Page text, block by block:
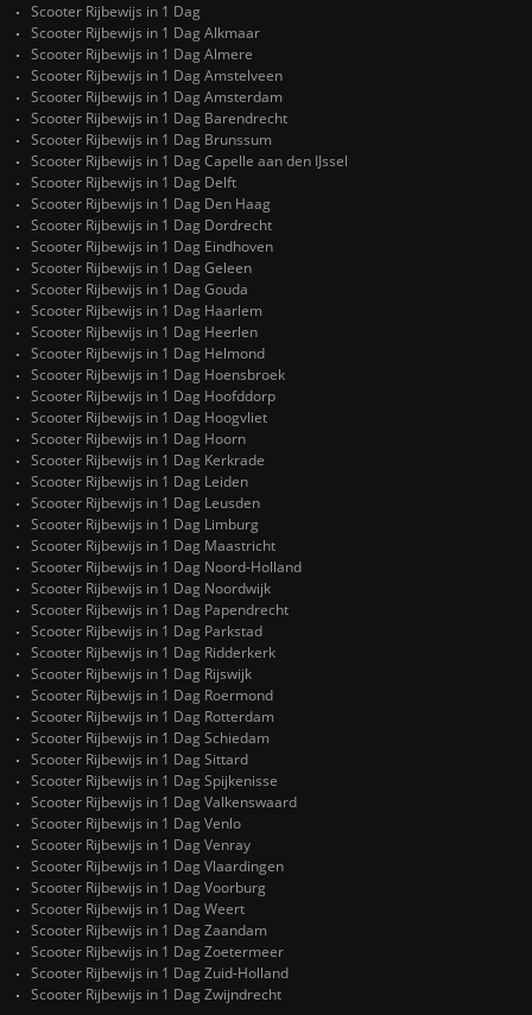
Scooter Rijbewijs in 1 Dag
Scooter Rijbewijs in 1 Dag Alkmaar
Scooter Rijbewijs in 1 Dag Almere
Scooter Rijbewijs in 1 Dag Amstelveen
Scooter Rijbewijs in 1 Dag Amsterdam
Scooter Rijbewijs in 1 Dag Barendrecht
Scooter Rijbewijs in 1 Dag Brunssum
Scooter Rijbewijs in 1 Dag Capelle aan den IJssel
Scooter Rijbewijs in 1 Dag Delft
Scooter Rijbewijs in 1 Dag Den Haag
Scooter Rijbewijs in 1 Dag Dordrecht
Scooter Rijbewijs in 1 Dag Eindhoven
Scooter Rijbewijs in 1 Dag Geleen
Scooter Rijbewijs in 1 Dag Gouda
Scooter Rijbewijs in 1 Dag Haarlem
Scooter Rijbewijs in 1 Dag Heerlen
Scooter Rijbewijs in 1 Dag Helmond
Scooter Rijbewijs in 1 Dag Hoensbroek
Scooter Rijbewijs in 1 Dag Hoofddorp
Scooter Rijbewijs in 1 Dag Hoogvliet
Scooter Rijbewijs in 1 Dag Hoorn
Scooter Rijbewijs in 1 Dag Kerkrade
Scooter Rijbewijs in 1 Dag Leiden
Scooter Rijbewijs in 1 Dag Leusden
Scooter Rijbewijs in 1 Dag Limburg
Scooter Rijbewijs in 1 Dag Maastricht
Scooter Rijbewijs in 1 Dag Noord-Holland
Scooter Rijbewijs in 1 Dag Noordwijk
Scooter Rijbewijs in 1 Dag Papendrecht
Scooter Rijbewijs in 1 Dag Parkstad
Scooter Rijbewijs in 1 Dag Ridderkerk
Scooter Rijbewijs in 1 Dag Rijswijk
Scooter Rijbewijs in 1 Dag Roermond
Scooter Rijbewijs in 1 Dag Rotterdam
Scooter Rijbewijs in 1 Dag Schiedam
Scooter Rijbewijs in 1 Dag Sittard
Scooter Rijbewijs in 1 Dag Spijkenisse
Scooter Rijbewijs in 1 Dag Valkenswaard
Scooter Rijbewijs in 1 Dag Venlo
Scooter Rijbewijs in 1 Dag Venray
Scooter Rijbewijs in 1 Dag Vlaardingen
Scooter Rijbewijs in 1 Dag Voorburg
Scooter Rijbewijs in 1 Dag Weert
Scooter Rijbewijs in 1 Dag Zaandam
Scooter Rijbewijs in 1 Dag Zoetermeer
Scooter Rijbewijs in 1 Dag Zuid-Holland
Scooter Rijbewijs in 1 Dag Zwijndrecht